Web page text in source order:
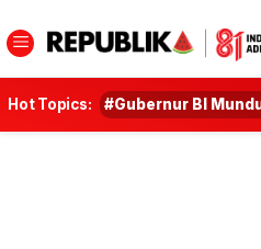
Hot Topics: #Gubernur BI